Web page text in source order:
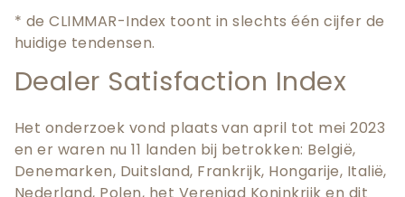
* de CLIMMAR-Index toont in slechts één cijfer de
huidige tendensen.
Dealer Satisfaction Index
Het onderzoek vond plaats van april tot mei 2023
en er waren nu 11 landen bij betrokken: België,
Denemarken, Duitsland, Frankrijk, Hongarije, Italië,